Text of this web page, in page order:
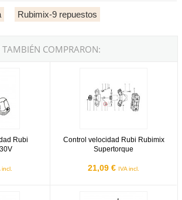
Rubimix-9 repuestos
TAMBIÉN COMPRARON:
Rubi
incl.
Control velocidad Rubi Rubimix
Supertorque
21,09 € IVA incl.